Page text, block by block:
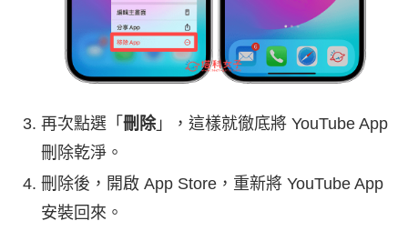
再次點選「 刪除」，這樣就徹底將 YouTube App
刪除乾淨。
刪除後，開啟 App Store，重新將 YouTube App
安裝回來。